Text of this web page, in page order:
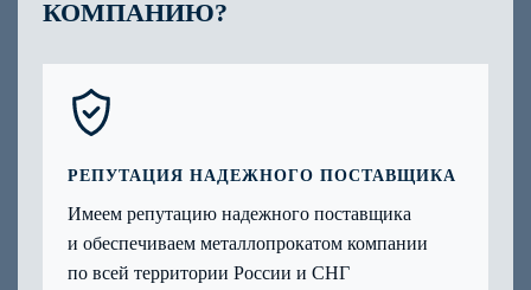
КОМПАНИЮ?
РЕПУТАЦИЯ НАДЕЖНОГО ПОСТАВЩИКА
Имеем репутацию надежного поставщика
и обеспечиваем металлопрокатом компании
по всей территории России и СНГ